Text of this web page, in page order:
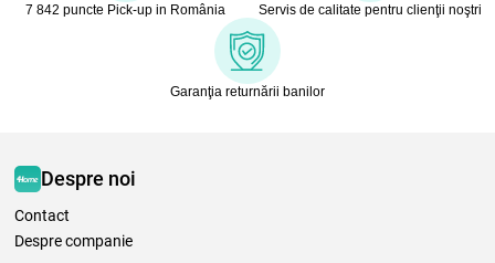
7 842 puncte Pick-up in România Servis de calitate pentru clienţii noştri
Garanţia returnării banilor
Despre noi
Contact
Despre companie